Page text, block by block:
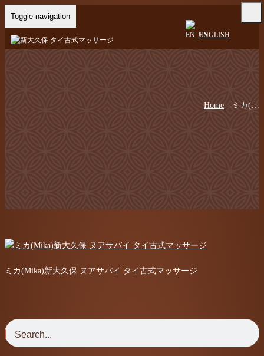
ENGLISH
Toggle navigation
Home - ミカ(…
ミカ(Mika)新大久保 ヌアサバイ タイ古式マッサージ